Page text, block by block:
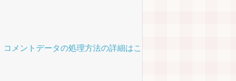
コメントデータの処理方法の詳細はこ